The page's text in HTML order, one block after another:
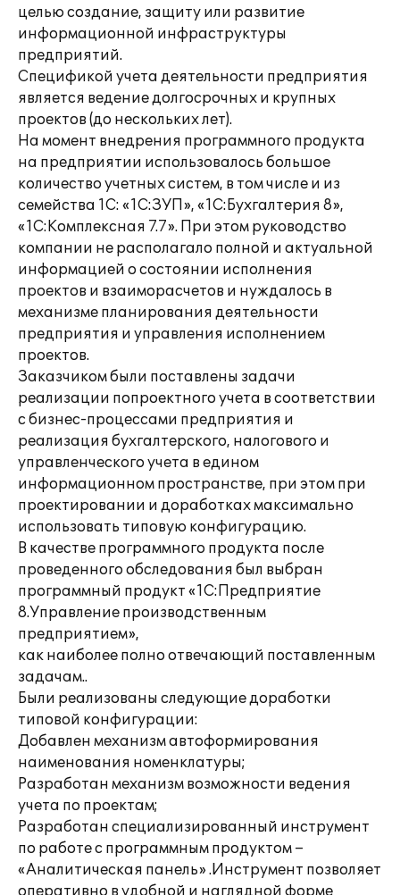
целью создание, защиту или развитие
информационной инфраструктуры
предприятий.
Спецификой учета деятельности предприятия
является ведение долгосрочных и крупных
проектов (до нескольких лет).
На момент внедрения программного продукта
на предприятии использовалось большое
количество учетных систем, в том числе и из
семейства 1С: «1С:ЗУП», «1С:Бухгалтерия 8»,
«1С:Комплексная 7.7». При этом руководство
компании не располагало полной и актуальной
информацией о состоянии исполнения
проектов и взаиморасчетов и нуждалось в
механизме планирования деятельности
предприятия и управления исполнением
проектов.
Заказчиком были поставлены задачи
реализации попроектного учета в соответствии
с бизнес-процессами предприятия и
реализация бухгалтерского, налогового и
управленческого учета в едином
информационном пространстве, при этом при
проектировании и доработках максимально
использовать типовую конфигурацию.
В качестве программного продукта после
проведенного обследования был выбран
программный продукт «1С:Предприятие
8.Управление производственным
предприятием»,
как наиболее полно отвечающий поставленным
задачам..
Были реализованы следующие доработки
типовой конфигурации:
Добавлен механизм автоформирования
наименования номенклатуры;
Разработан механизм возможности ведения
учета по проектам;
Разработан специализированный инструмент
по работе с программным продуктом –
«Аналитическая панель» .Инструмент позволяет
оперативно в удобной и наглядной форме